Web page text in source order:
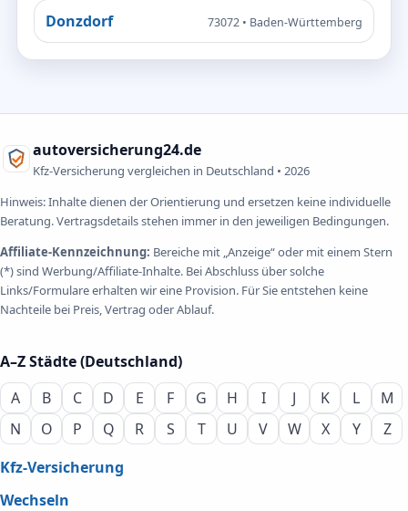
Donzdorf 73072 • Baden-Württemberg
autoversicherung24.de
Kfz-Versicherung vergleichen in Deutschland • 2026
Hinweis: Inhalte dienen der Orientierung und ersetzen keine individuelle
Beratung. Vertragsdetails stehen immer in den jeweiligen Bedingungen.
Affiliate-Kennzeichnung: Bereiche mit „Anzeige“ oder mit einem Stern
(*) sind Werbung/Affiliate-Inhalte. Bei Abschluss über solche
Links/Formulare erhalten wir eine Provision. Für Sie entstehen keine
Nachteile bei Preis, Vertrag oder Ablauf.
A–Z Städte (Deutschland)
A
B C D E F G H I J K L
M
N
O P Q R S T U V W X Y
Z
Kfz-Versicherung
Wechseln